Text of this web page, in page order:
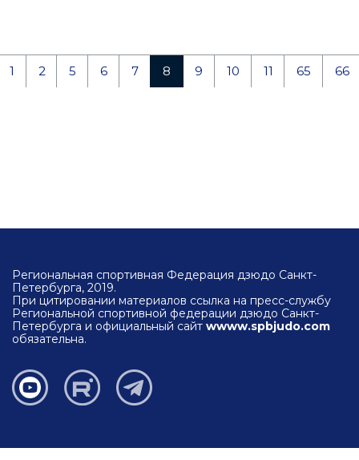
1 2 5 6 7 8 9 10 11 65 66
Региональная спортивная Федерация дзюдо Санкт-
Петербурга, 2019.
При цитировании материалов ссылка на пресс-службу
Региональной спортивной федерации дзюдо Санкт-
Петербурга и официальный сайт wwww.spbjudo.com
обязательна.